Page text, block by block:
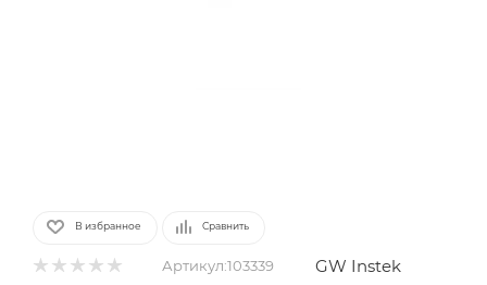
В избранное Сравнить
Артикул:103339 GW Instek